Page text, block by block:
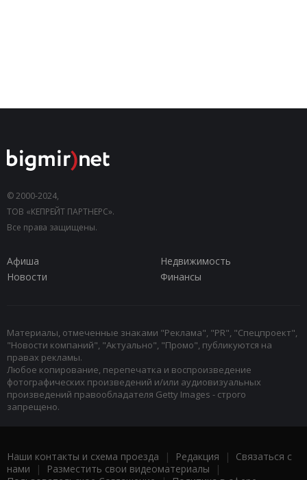
© 2000-2024,
ТОВ «КЕПРЕЙТ ПАРТНЕРС».
Все права защищены.
Афиша
Недвижимость
Новости
Финансы
Материалы, отмеченные знаками "Реклама", "PR", "Спецпроект",
"Новости компаний", "Актуально", "Промо", публикуются на
правах рекламы.
Любое копирование, перепечатка и воспроизведение
фотографических произведений и/или аудиовизуальных
произведений правообладателя Getty Images - строго
запрещено.
Наши контакты и схема проезда | Редакция | Связаться с
нами | Разместить свои видеоматериалы |